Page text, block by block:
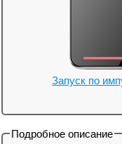
Запуск по
Подробное описание